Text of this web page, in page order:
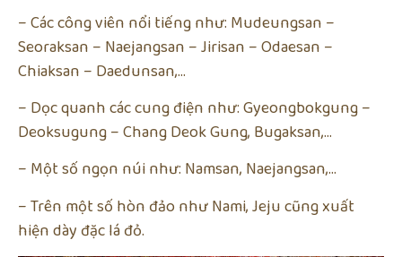
– Các công viên nổi tiếng như: Mudeungsan –
Seoraksan – Naejangsan – Jirisan – Odaesan –
Chiaksan – Daedunsan,…
– Dọc quanh các cung điện như: Gyeongbokgung –
Deoksugung – Chang Deok Gung, Bugaksan,…
– Một số ngọn núi như: Namsan, Naejangsan,…
– Trên một số hòn đảo như Nami, Jeju cũng xuất
hiện dày đặc lá đỏ.